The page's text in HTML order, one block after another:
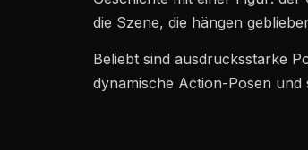
Standorte
die Szene, die hängen
Beliebt sind ausdrucksstarke
dynamische Action-Posen und